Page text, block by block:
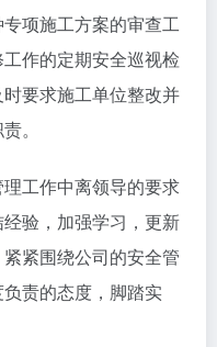
项施工方案的审查工
作的定期安全巡视检
要求施工单位整改并
。
工作中离领导的要求
验，加强学习，更新
紧围绕公司的安全管
责的态度，脚踏实